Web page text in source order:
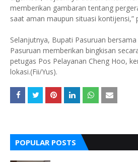
memberikan gambaran tentang
saat aman maupun situasi kontijensi,”
Selanjutnya, Bupati Pasuruan
Pasuruan memberikan bingkisan
petugas Pos Pelayanan Cheng Hoo,
lokasi.(Fii/Yus).
POPULAR POSTS